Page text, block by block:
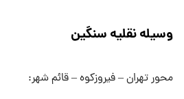
وسیله نقلیه سنگین
محور تهران – فیروزکوه – قائم شهر: